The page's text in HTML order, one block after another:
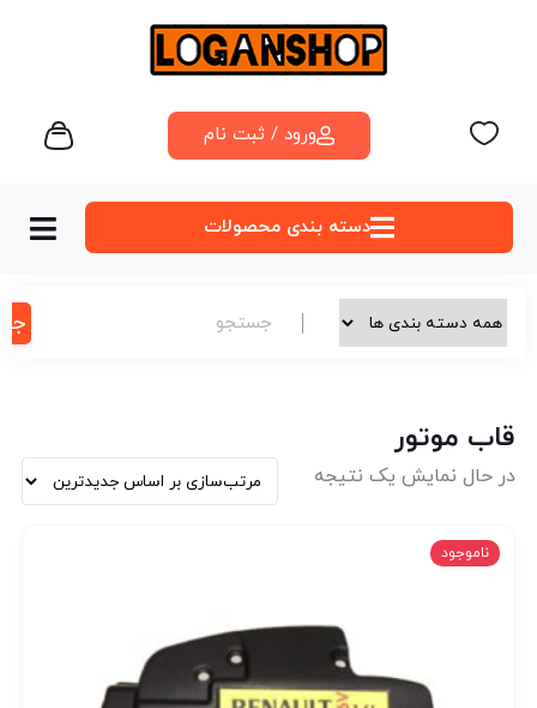
ورود / ثبت نام
دسته‌ بندی محصولات
قاب موتور
در حال نمایش یک نتیجه
ناموجود